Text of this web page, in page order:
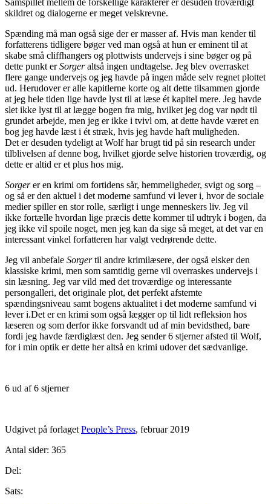
skildret og dialogerne er meget velskrevne.
Spænding må man også sige der er masser af. Hvis man kender til
forfatterens tidligere bøger ved man også at hun er eminent til at
skabe små cliffhangers og plottwists undervejs i sine bøger og på
dette punkt erSorgeraltså ingen undtagelse. Jeg blev overrasket
flere gange undervejs og jeg havde på ingen måde selv regnet plottet
ud. Herudover er alle kapitlerne korte og alt dette tilsammen gjorde
at jeg hele tiden lige havde lyst til at læse ét kapitel mere. Jeg havde
slet ikke lyst til at lægge bogen fra mig, hvilket jeg dog var nødt til
grundet arbejde, men jeg er ikke i tvivl om, at dette havde været en
bog jeg havde læst i ét stræk, hvis jeg havde haft muligheden.
Det er desuden tydeligt at Wolf har brugt tid på sin research under
tilblivelsen af denne bog, hvilket gjorde selve historien troværdig, og
dette er altid er et plus hos mig.
Sorgerer en krimi om fortidens sår, hemmeligheder, svigt og sorg –
og så er den aktuel i det moderne samfund vi lever i, hvor de sociale
medier spiller en stor rolle, særligt i unge menneskers liv. Jeg vil
ikke fortælle hvordan lige præcis dette kommer til udtryk i bogen, da
jeg ikke vil spoile noget, men jeg kan da sige så meget, at det var en
interessant vinkel forfatteren har valgt vedrørende dette.
Jeg vil anbefale Sorgertil andre krimilæsere, der også elsker den
klassiske krimi, men som samtidig gerne vil overraskes undervejs i
sin læsning. Jeg var vild med det troværdige og interessante
persongalleri, det originale plot, det perfekt afstemte
spændingsniveau samt bogens aktualitet i det moderne samfund vi
lever i.Det er en krimi som også lægger op til lidt refleksion hos
læseren og som derfor ikke forsvandt ud af min bevidsthed, bare
fordi jeg havde færdiglæst den. Jeg sender 6 stjerner afsted til Wolf,
for i min optik er dette her altså en krimi udover det sædvanlige.
6 ud af 6 stjerner
Udgivet på forlaget People’s Press, februar 2019
Antal sider: 365
Del:
Sats: